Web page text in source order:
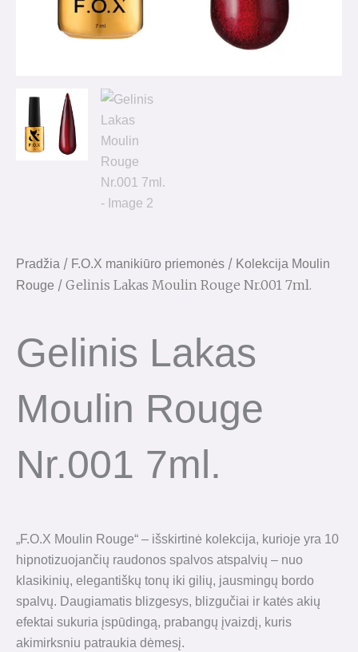
Pradžia / F.O.X manikiūro priemonės / Kolekcija Moulin
Rouge / Gelinis Lakas Moulin Rouge Nr.001 7ml.
Gelinis Lakas
Moulin Rouge
Nr.001 7ml.
„F.O.X Moulin Rouge“ – išskirtinė kolekcija, kurioje yra 10
hipnotizuojančių raudonos spalvos atspalvių – nuo ​​
klasikinių, elegantiškų tonų iki gilių, jausmingų bordo
spalvų. Daugiamatis blizgesys, blizgučiai ir katės akių
efektai sukuria įspūdingą, prabangų įvaizdį, kuris
akimirksniu patraukia dėmesį.